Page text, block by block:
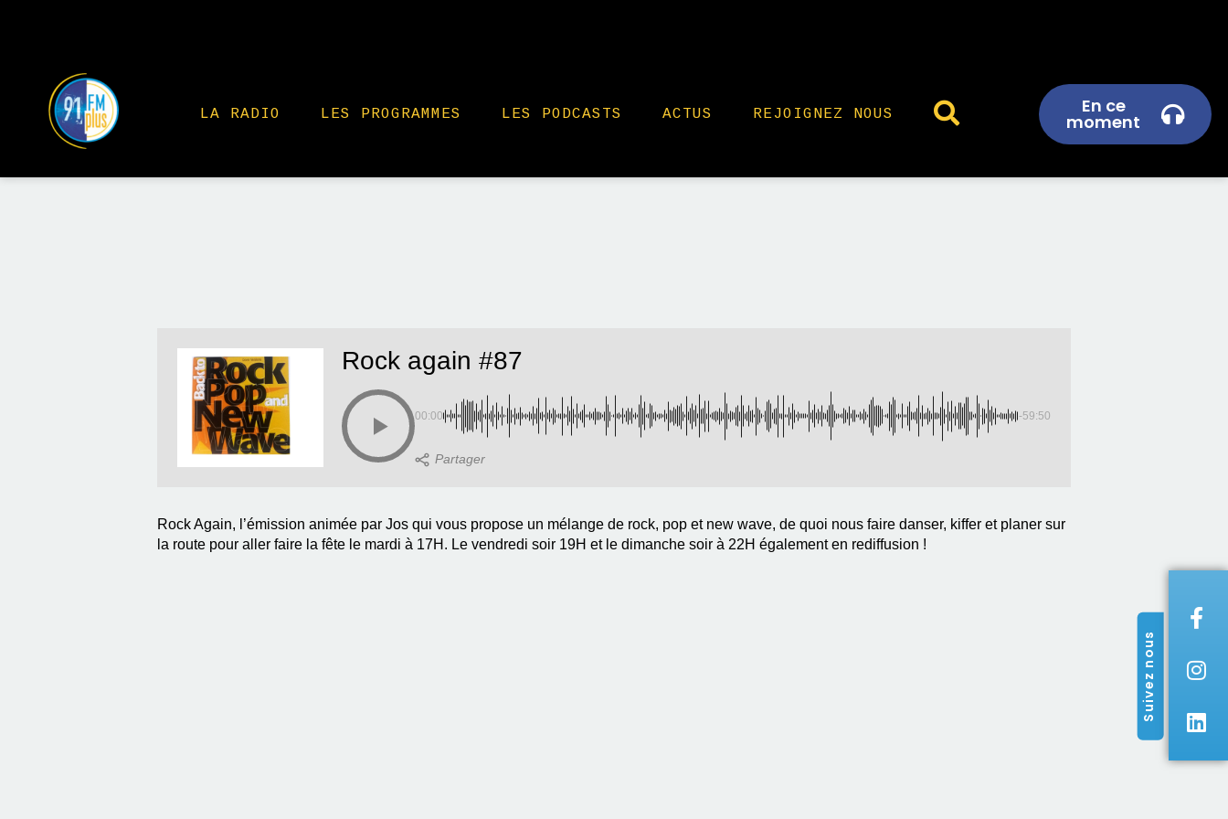
LA RADIO LES PROGRAMMES LES PODCASTS ACTUS REJOIGNEZ NOUS En ce
moment
Suivez nous
Rock again #87
00:00 -59:50
Rock Again, l’émission animée par Jos qui vous propose un mélange de rock, pop et new wave, de quoi nous faire danser, kiffer et planer sur
la route pour aller faire la fête le mardi à 17H. Le vendredi soir 19H et le dimanche soir à 22H également en rediffusion !